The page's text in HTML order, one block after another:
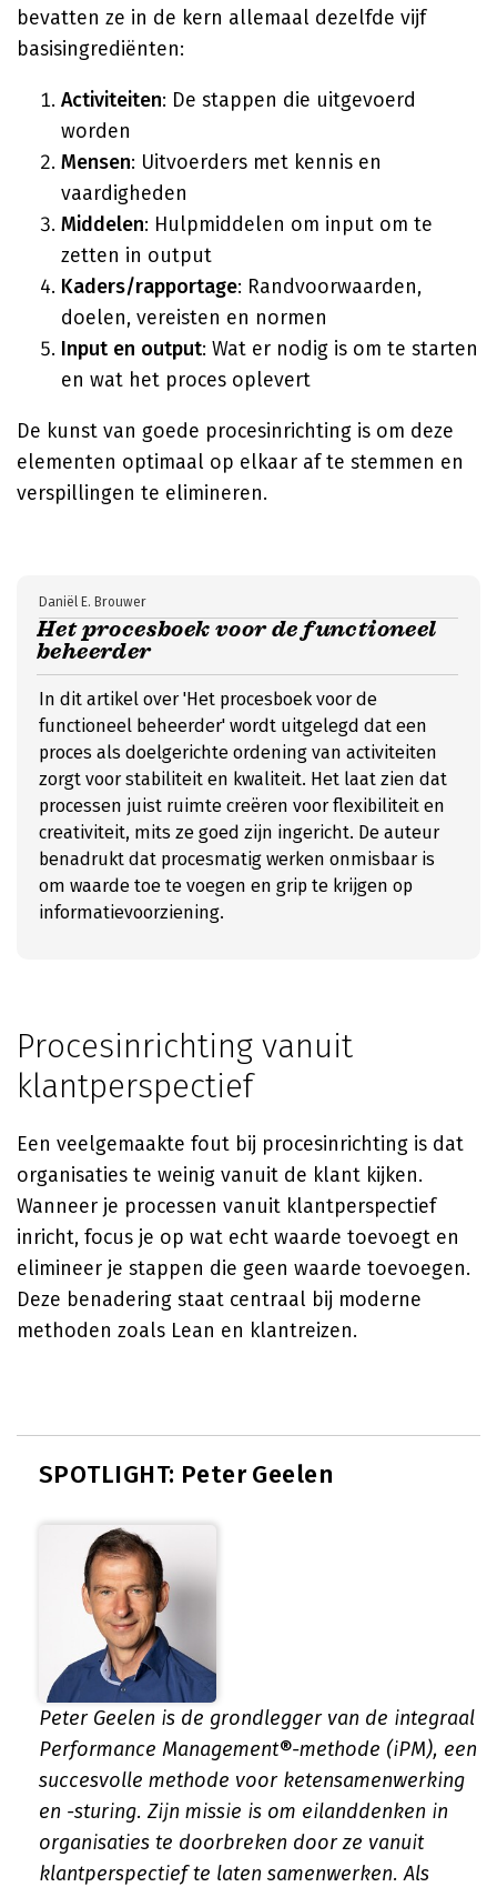
bevatten ze in de kern allemaal dezelfde vijf
basisingrediënten:
Activiteiten: De stappen die uitgevoerd
worden
Mensen: Uitvoerders met kennis en
vaardigheden
Middelen: Hulpmiddelen om input om te
zetten in output
Kaders/rapportage: Randvoorwaarden,
doelen, vereisten en normen
Input en output: Wat er nodig is om te starten
en wat het proces oplevert
De kunst van goede procesinrichting is om deze
elementen optimaal op elkaar af te stemmen en
verspillingen te elimineren.
Het procesboek voor de functioneel
beheerder
Daniël E. Brouwer
In dit artikel over 'Het procesboek voor de
functioneel beheerder' wordt uitgelegd dat een
proces als doelgerichte ordening van activiteiten
zorgt voor stabiliteit en kwaliteit. Het laat zien dat
processen juist ruimte creëren voor flexibiliteit en
creativiteit, mits ze goed zijn ingericht. De auteur
benadrukt dat procesmatig werken onmisbaar is
om waarde toe te voegen en grip te krijgen op
informatievoorziening.
Procesinrichting vanuit
klantperspectief
Een veelgemaakte fout bij procesinrichting is dat
organisaties te weinig vanuit de klant kijken.
Wanneer je processen vanuit klantperspectief
inricht, focus je op wat echt waarde toevoegt en
elimineer je stappen die geen waarde toevoegen.
Deze benadering staat centraal bij moderne
methoden zoals Lean en klantreizen.
SPOTLIGHT: Peter Geelen
Peter Geelen is de grondlegger van de integraal
Performance Management®-methode (iPM), een
succesvolle methode voor ketensamenwerking
en -sturing. Zijn missie is om eilanddenken in
organisaties te doorbreken door ze vanuit
klantperspectief te laten samenwerken. Als